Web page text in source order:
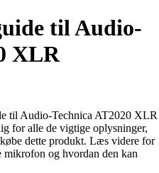
til Audio-
XLR
til Audio-Technica AT2020 XLR
for alle de vigtige oplysninger,
dette produkt. Læs videre for
mikrofon og hvordan den kan